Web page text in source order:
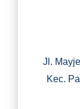
Jl.
Kec.